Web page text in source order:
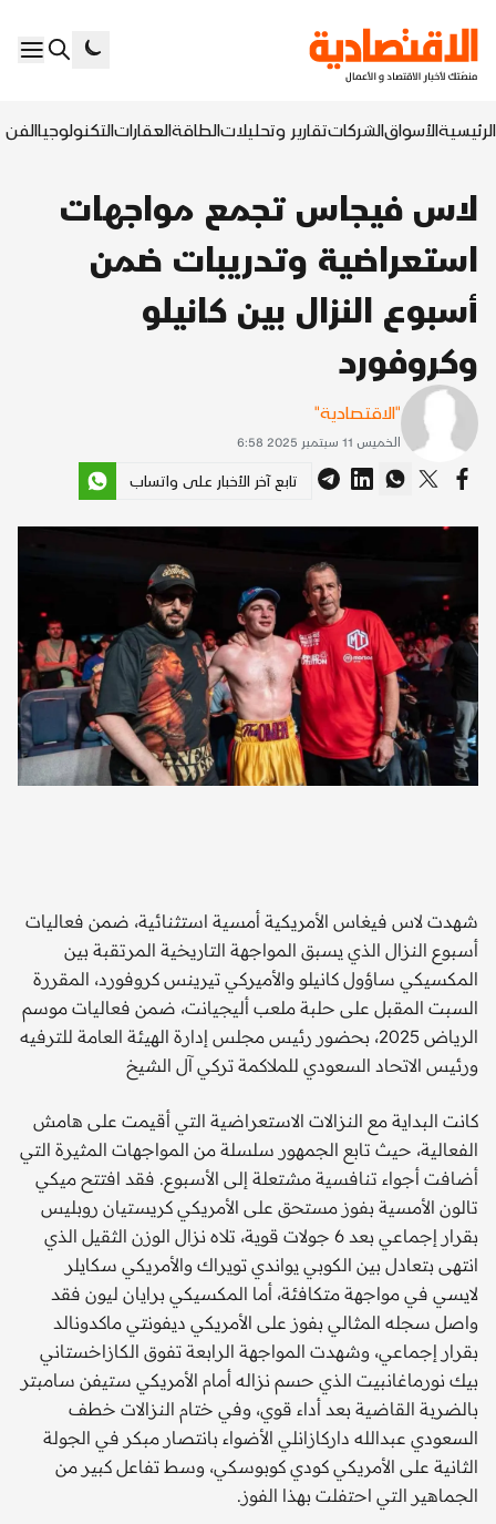
الرئيسيةالأسواقالشركاتتقارير وتحليلاتالطاقةالعقاراتالتكنولوجياالفن
لاس فيجاس تجمع مواجهات
استعراضية وتدريبات ضمن
أسبوع النزال بين كانيلو
وكروفورد
"الاقتصادية"
الخميس 11 سبتمبر 2025 6:58
تابع آخر الأخبار على واتساب
شهدت لاس فيغاس الأمريكية أمسية استثنائية، ضمن فعاليات
أسبوع النزال الذي يسبق المواجهة التاريخية المرتقبة بين
المكسيكي ساؤول كانيلو والأميركي تيرينس كروفورد، المقررة
السبت المقبل على حلبة ملعب أليجيانت، ضمن فعاليات موسم
الرياض 2025، بحضور رئيس مجلس إدارة الهيئة العامة للترفيه
ورئيس الاتحاد السعودي للملاكمة تركي آل الشيخ
كانت البداية مع النزالات الاستعراضية التي أقيمت على هامش
الفعالية، حيث تابع الجمهور سلسلة من المواجهات المثيرة التي
أضافت أجواء تنافسية مشتعلة إلى الأسبوع. فقد افتتح ميكي
تالون الأمسية بفوز مستحق على الأمريكي كريستيان روبليس
بقرار إجماعي بعد 6 جولات قوية، تلاه نزال الوزن الثقيل الذي
انتهى بتعادل بين الكوبي يواندي تويراك والأمريكي سكايلر
لايسي في مواجهة متكافئة، أما المكسيكي برايان ليون فقد
واصل سجله المثالي بفوز على الأمريكي ديفونتي ماكدونالد
بقرار إجماعي، وشهدت المواجهة الرابعة تفوق الكازاخستاني
بيك نورماغانبيت الذي حسم نزاله أمام الأمريكي ستيفن سامبتر
بالضربة القاضية بعد أداء قوي، وفي ختام النزالات خطف
السعودي عبدالله داركازانلي الأضواء بانتصار مبكر في الجولة
الثانية على الأمريكي كودي كوبوسكي، وسط تفاعل كبير من
الجماهير التي احتفلت بهذا الفوز.